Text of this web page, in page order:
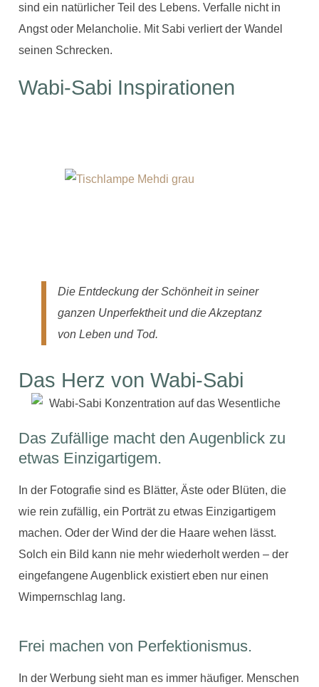
sind ein natürlicher Teil des Lebens. Verfalle nicht in
Angst oder Melancholie. Mit Sabi verliert der Wandel
seinen Schrecken.
Wabi-Sabi Inspirationen
Die Entdeckung der Schönheit in seiner
ganzen Unperfektheit und die Akzeptanz
von Leben und Tod.
Das Herz von Wabi-Sabi
Das Zufällige macht den Augenblick zu
etwas Einzigartigem.
In der Fotografie sind es Blätter, Äste oder Blüten, die
wie rein zufällig, ein Porträt zu etwas Einzigartigem
machen. Oder der Wind der die Haare wehen lässt.
Solch ein Bild kann nie mehr wiederholt werden – der
eingefangene Augenblick existiert eben nur einen
Wimpernschlag lang.
Frei machen von Perfektionismus.
In der Werbung sieht man es immer häufiger. Menschen